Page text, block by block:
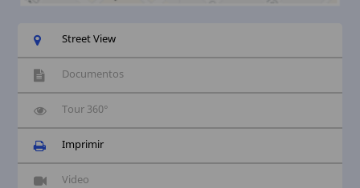
Street View
Documentos
Tour 360°
Imprimir
Video